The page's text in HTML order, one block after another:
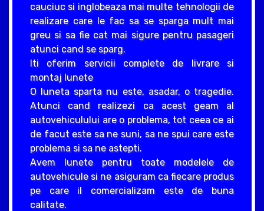
cauciuc si inglobeaza mai multe tehnologii de
realizare care le fac sa se sparga mult mai
greu si sa fie cat mai sigure pentru pasageri
atunci cand se sparg.
Iti oferim servicii complete de livrare si
montaj lunete
O luneta sparta nu este, asadar, o tragedie.
Atunci cand realizezi ca acest geam al
autovehiculului are o problema, tot ceea ce ai
de facut este sa ne suni, sa ne spui care este
problema si sa ne astepti.
Avem lunete pentru toate modelele de
autovehicule si ne asiguram ca fiecare produs
pe care il comercializam este de buna
calitate.